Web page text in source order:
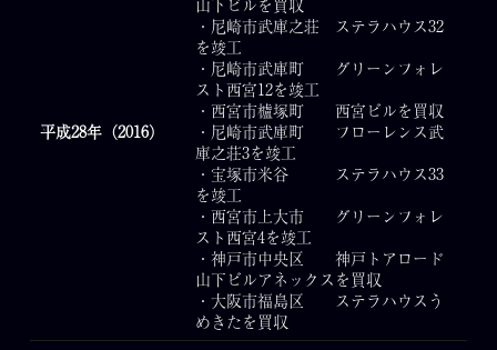
平成28年（2016）
山下ビルを買収
・尼崎市武庫之荘 ステラハウス32
を竣工
・尼崎市武庫町 グリーンフォレ
スト西宮12を竣工
・西宮市櫨塚町 西宮ビルを買収
・尼崎市武庫町 フローレンス武
庫之荘3を竣工
・宝塚市米谷 ステラハウス33
を竣工
・西宮市上大市 グリーンフォレ
スト西宮4を竣工
・神戸市中央区 神戸トアロード
山下ビルアネックスを買収
・大阪市福島区 ステラハウスう
めきたを買収